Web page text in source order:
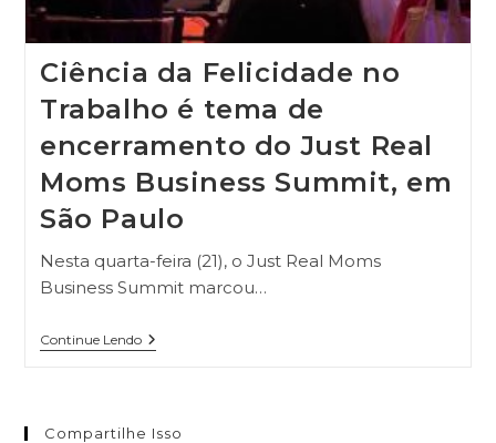
Ciência da Felicidade no
Trabalho é tema de
encerramento do Just Real
Moms Business Summit, em
São Paulo
Nesta quarta-feira (21), o Just Real Moms
Business Summit marcou…
Continue Lendo
Compartilhe Isso